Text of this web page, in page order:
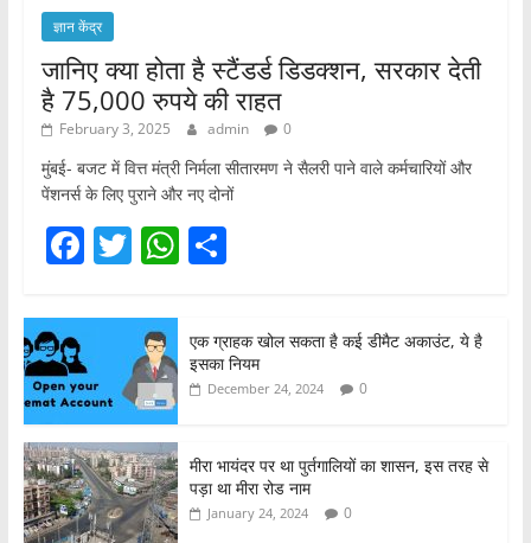
ज्ञान केंद्र
जानिए क्या होता है स्टैंडर्ड डिडक्शन, सरकार देती
है 75,000 रुपये की राहत
February 3, 2025 admin 0
मुंबई- बजट में वित्त मंत्री निर्मला सीतारमण ने सैलरी पाने वाले कर्मचारियों और
पेंशनर्स के लिए पुराने और नए दोनों
F
c
e
b
o
o
k
T
itt
er
W
s
A
p
S
e
एक ग्राहक खोल सकता है कई डीमैट अकाउंट, ये है
इसका नियम
December 24, 2024 0
मीरा भायंदर पर था पुर्तगालियों का शासन, इस तरह से
पड़ा था मीरा रोड नाम
January 24, 2024 0